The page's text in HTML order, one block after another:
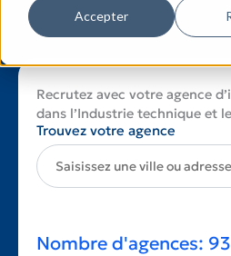
Accepter
Recrutez avec votre agence
dans l’Industrie technique et
Trouvez votre agence
Nombre d'agences: 93